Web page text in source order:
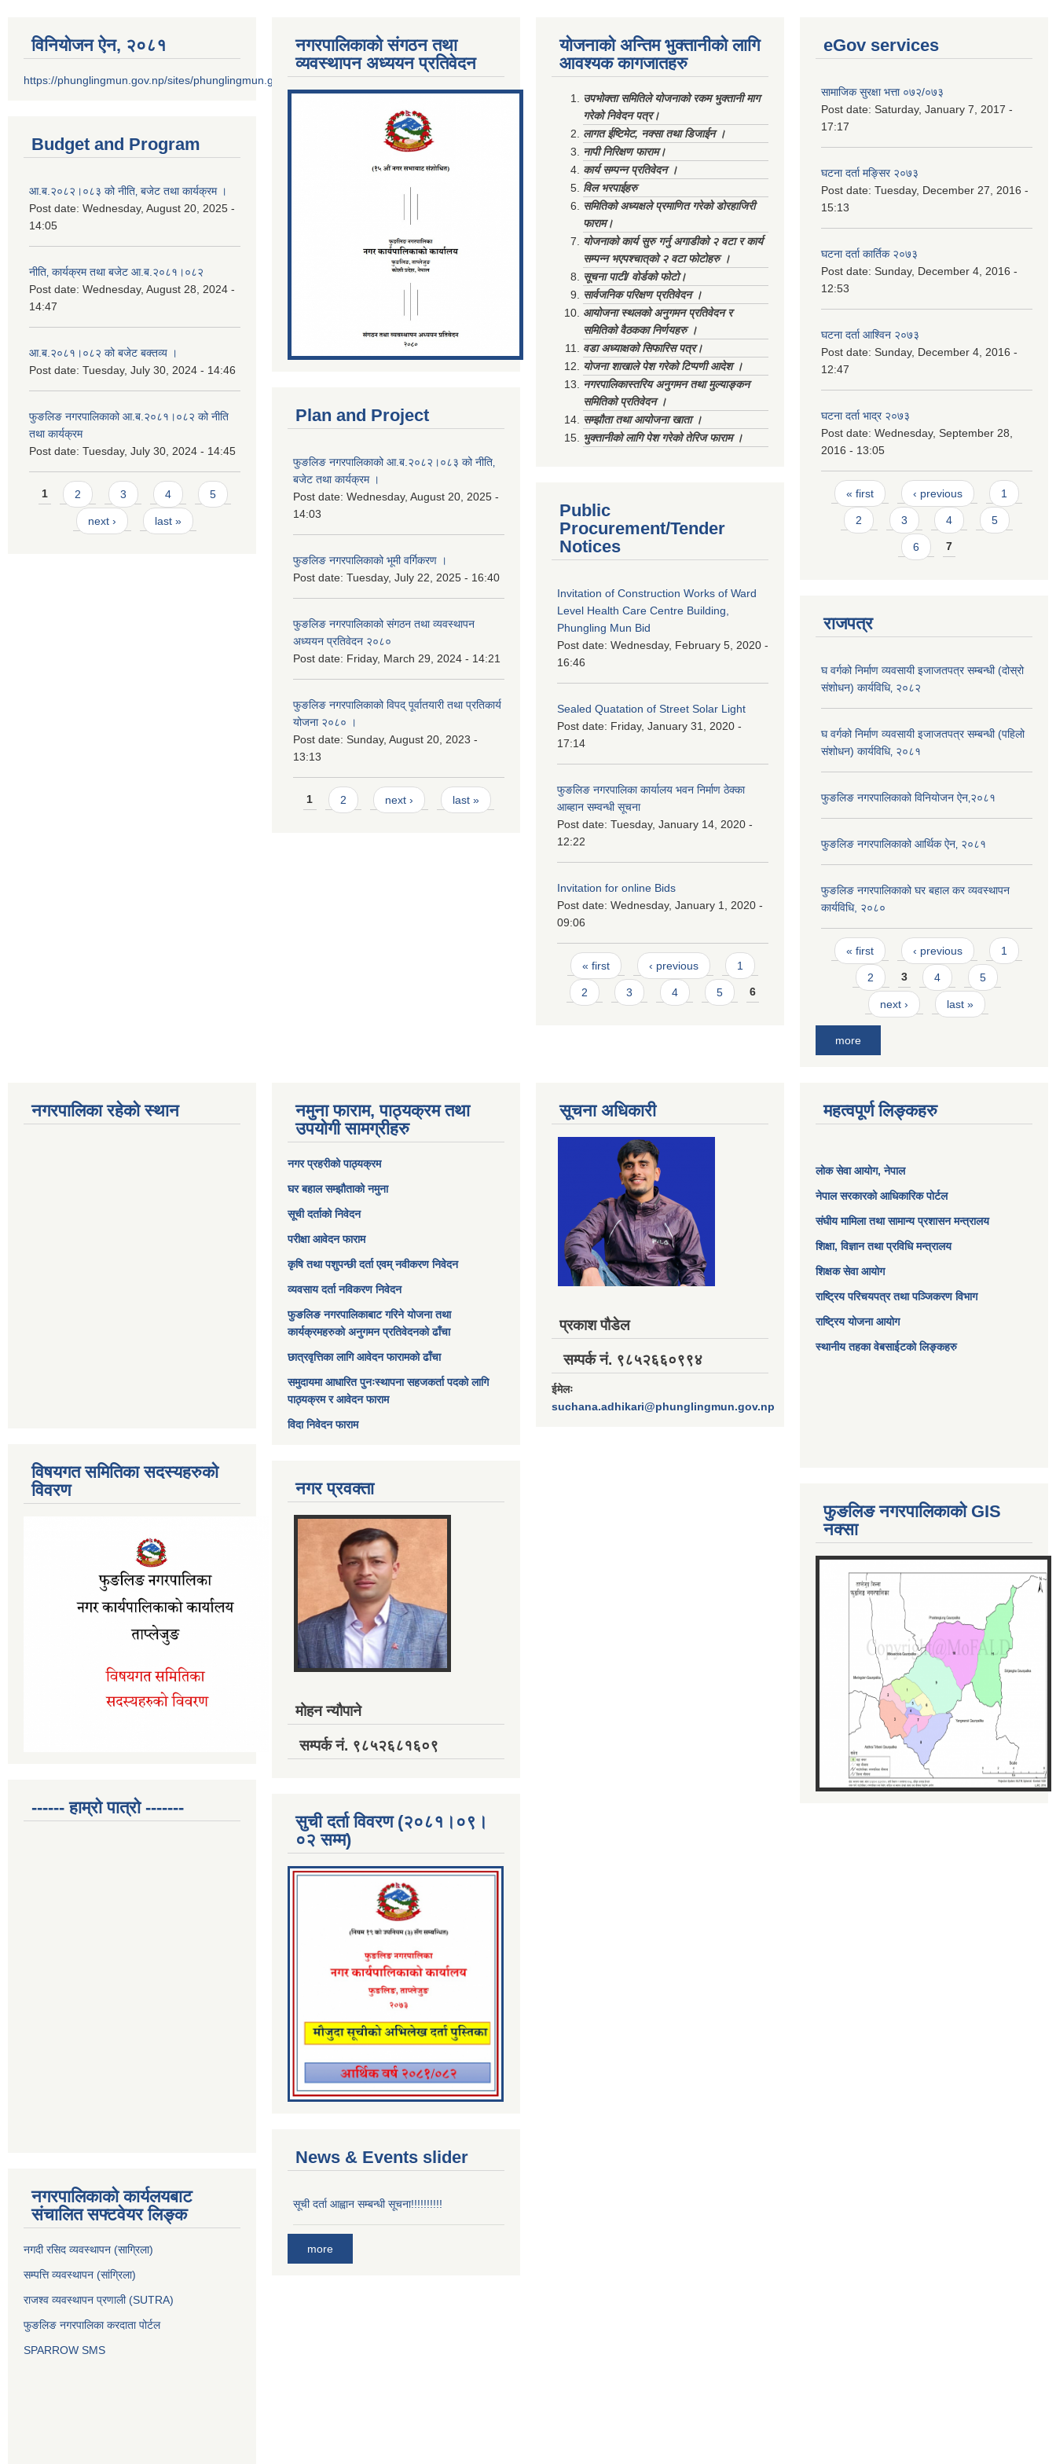
विनियोजन ऐन‚ २०८१
https://phunglingmun.gov.np/sites/phunglingmun.gov.np/files/documents/Al...
Budget and Program
आ.ब.२०८२।०८३ को नीति‚ बजेट तथा कार्यक्रम ।
Post date: Wednesday, August 20, 2025 -
14:05
नीति‚ कार्यक्रम तथा बजेट आ.ब.२०८१।०८२
Post date: Wednesday, August 28, 2024 -
14:47
आ.ब.२०८१।०८२ को बजेट बक्तव्य ।
Post date: Tuesday, July 30, 2024 - 14:46
फुङलिङ नगरपालिकाको आ.ब.२०८१।०८२ को नीति
तथा कार्यक्रम
Post date: Tuesday, July 30, 2024 - 14:45
Pages
1 2 3 4 5
next › last »
नगरपालिकाको संगठन तथा
व्यवस्थापन अध्ययन प्रतिवेदन
Plan and Project
फुङलिङ नगरपालिकाको आ.ब.२०८२।०८३ को नीति‚
बजेट तथा कार्यक्रम ।
Post date: Wednesday, August 20, 2025 -
14:03
फुङलिङ नगरपालिकाको भूमी वर्गिकरण ।
Post date: Tuesday, July 22, 2025 - 16:40
फुङलिङ नगरपालिकाको संगठन तथा व्यवस्थापन
अध्ययन प्रतिवेदन २०८०
Post date: Friday, March 29, 2024 - 14:21
फुङलिङ नगरपालिकाको विपद् पूर्वातयारी तथा प्रतिकार्य
योजना २०८० ।
Post date: Sunday, August 20, 2023 -
13:13
Pages
1 2 next › last »
योजनाको अन्तिम भुक्तानीको लागि
आवश्यक कागजातहरु
उपभोक्ता समितिले योजनाको रकम भुक्तानी माग
गरेको निवेदन पत्र।
लागत ईष्टिमेट, नक्सा तथा डिजाईन ।
नापी निरिक्षण फाराम।
कार्य सम्पन्न प्रतिवेदन ।
विल भरपाईहरु
समितिको अध्यक्षले प्रमाणित गरेको डोरहाजिरी
फाराम।
योजनाको कार्य सुरु गर्नु अगाडीको २ वटा र कार्य
सम्पन्न भएपश्चात्‌को २ वटा फोटोहरु ।
सूचना पाटी/ वोर्डको फोटो।
सार्वजनिक परिक्षण प्रतिवेदन ।
आयोजना स्थलको अनुगमन प्रतिवेदन र
समितिको वैठकका निर्णयहरु ।
वडा अध्याक्षको सिफारिस पत्र।
योजना शाखाले पेश गरेको टिप्पणी आदेश ।
नगरपालिकास्तरिय अनुगमन तथा मुल्याङ्कन
समितिको प्रतिवेदन ।
सम्झौता तथा आयोजना खाता ।
भुक्तानीको लागि पेश गरेको तेरिज फाराम ।
Public
Procurement/Tender
Notices
Invitation of Construction Works of Ward
Level Health Care Centre Building,
Phungling Mun Bid
Post date: Wednesday, February 5, 2020 -
16:46
Sealed Quatation of Street Solar Light
Post date: Friday, January 31, 2020 -
17:14
फुङलिङ नगरपालिका कार्यालय भवन निर्माण ठेक्का
आब्हान सम्वन्धी सूचना
Post date: Tuesday, January 14, 2020 -
12:22
Invitation for online Bids
Post date: Wednesday, January 1, 2020 -
09:06
Pages
« first ‹ previous 1
2 3 4 5 6
eGov services
सामाजिक सुरक्षा भत्ता ०७२/०७३
Post date: Saturday, January 7, 2017 -
17:17
घटना दर्ता मङ्सिर २०७३
Post date: Tuesday, December 27, 2016 -
15:13
घटना दर्ता कार्तिक २०७३
Post date: Sunday, December 4, 2016 -
12:53
घटना दर्ता आश्विन २०७३
Post date: Sunday, December 4, 2016 -
12:47
घटना दर्ता भाद्र २०७३
Post date: Wednesday, September 28,
2016 - 13:05
Pages
« first ‹ previous 1
2 3 4 5
6 7
राजपत्र
घ वर्गको निर्माण व्यवसायी इजाजतपत्र सम्बन्धी (दोस्रो
संशोधन) कार्यविधि‚ २०८२
घ वर्गको निर्माण व्यवसायी इजाजतपत्र सम्बन्धी (पहिलो
संशोधन) कार्यविधि‚ २०८१
फुङलिङ नगरपालिकाको विनियोजन ऐन‚२०८१
फुङलिङ नगरपालिकाको आर्थिक ऐन‚ २०८१
फुङलिङ नगरपालिकाको घर बहाल कर व्यवस्थापन
कार्यविधि, २०८०
Pages
« first ‹ previous 1
2 3 4 5
next › last »
more
नगरपालिका रहेको स्थान
विषयगत समितिका सदस्यहरुको
विवरण
------ हाम्रो पात्रो -------
नगरपालिकाको कार्यलयबाट
संचालित सफ्टवेयर लिङ्क
नगदी रसिद व्यवस्थापन (साग्रिला)
सम्पत्ति व्यवस्थापन (सांग्रिला)
राजश्व व्यवस्थापन प्रणाली (SUTRA)
फुङलिङ नगरपालिका करदाता पोर्टल
SPARROW SMS
नमुना फाराम, पाठ्यक्रम तथा
उपयोगी सामग्रीहरु
नगर प्रहरीको पाठ्यक्रम
घर बहाल सम्झौताको नमुना
सूची दर्ताको निवेदन
परीक्षा आवेदन फाराम
कृषि तथा पशुपन्छी दर्ता एवम् नवीकरण निवेदन
व्यवसाय दर्ता नविकरण निवेदन
फुङलिङ नगरपालिकाबाट गरिने योजना तथा
कार्यक्रमहरुको अनुगमन प्रतिवेदनको ढाँचा
छात्रवृत्तिका लागि आवेदन फारामको ढाँचा
समुदायमा आधारित पुनःस्थापना सहजकर्ता पदको लागि
पाठ्यक्रम र आवेदन फाराम
विदा निवेदन फाराम
नगर प्रवक्ता
मोहन न्यौपाने
सम्पर्क नं. ९८५२६८१६०९
सुची दर्ता विवरण (२०८१।०९।
०२ सम्म)
News & Events slider
सूची दर्ता आह्वान सम्बन्धी सूचना!!!!!!!!!!
more
सूचना अधिकारी
प्रकाश पौडेल
सम्पर्क नं. ९८५२६६०९९४
ईमेलः
suchana.adhikari@phunglingmun.gov.np
महत्वपूर्ण लिङ्कहरु
लोक सेवा आयोग, नेपाल
नेपाल सरकारको आधिकारिक पोर्टल
संघीय मामिला तथा सामान्य प्रशासन मन्त्रालय
शिक्षा, विज्ञान तथा प्रविधि मन्त्रालय
शिक्षक सेवा आयोग
राष्ट्रिय परिचयपत्र तथा पञ्जिकरण विभाग
राष्ट्रिय योजना आयोग
स्थानीय तहका वेबसाईटको लिङ्कहरु
फुङलिङ नगरपालिकाको GIS
नक्सा